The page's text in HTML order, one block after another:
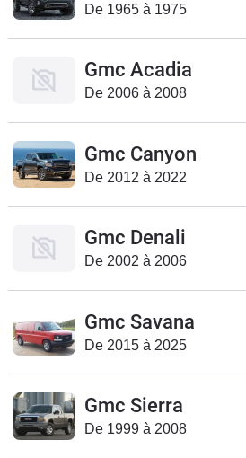
Moto
Marques
De 1965 à 1975
Gmc Acadia
De 2006 à 2008
Gmc Canyon
De 2012 à 2022
Gmc Denali
De 2002 à 2006
Gmc Savana
De 2015 à 2025
Gmc Sierra
De 1999 à 2008